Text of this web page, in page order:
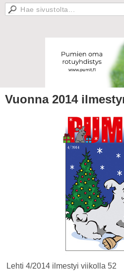
Vuonna 2014
Lehti 4/2014 ilmestyi viikolla 52